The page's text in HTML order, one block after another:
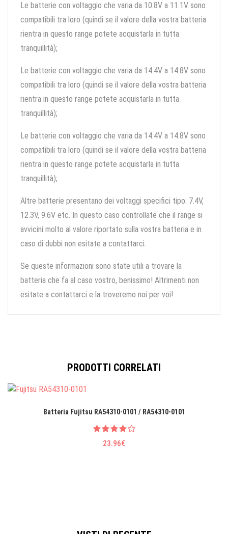
Le batterie con voltaggio che varia da 10.8V a 11.1V sono
compatibili tra loro (quindi se il valore della vostra batteria
rientra in questo range potete acquistarla in tutta
tranquillità);
Le batterie con voltaggio che varia da 14.4V a 14.8V sono
compatibili tra loro (quindi se il valore della vostra batteria
rientra in questo range potete acquistarla in tutta
tranquillità);
Le batterie con voltaggio che varia da 14.4V a 14.8V sono
compatibili tra loro (quindi se il valore della vostra batteria
rientra in questo range potete acquistarla in tutta
tranquillità);
Altre batterie presentano dei voltaggi specifici tipo: 7.4V,
12.3V, 9.6V etc. In questo caso controllate che il range si
avvicini molto al valore riportato sulla vostra batteria e in
caso di dubbi non esitate a contattarci.
Se queste informazioni sono state utili a trovare la
batteria che fa al caso vostro, benissimo! Altrimenti non
esitate a contattarci e la troveremo noi per voi!
PRODOTTI CORRELATI
Batteria Fujitsu RA54310-0101 / RA54310-0101
23.96€